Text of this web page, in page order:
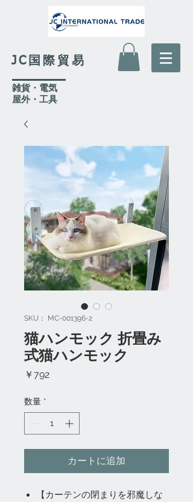
JC国際貿易
​雑貨・電気
​屋外・工具
SKU： MC-001396-2
猫ハンモック 折畳み
式猫ハンモック
￥792価
数量 *
カートに追加
【カーテンの閉まりを邪魔しな